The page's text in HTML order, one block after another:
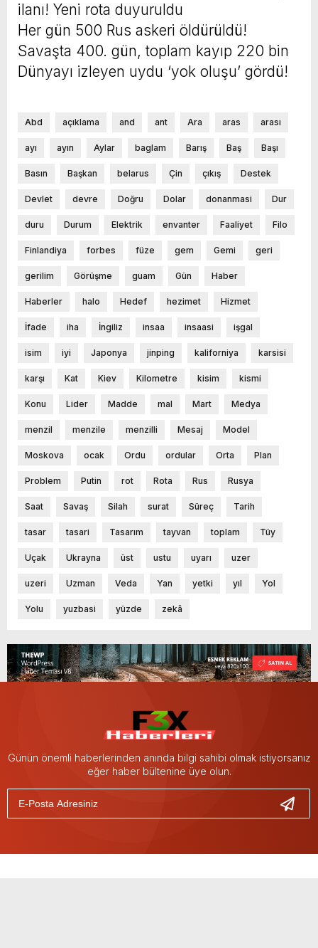
ilanı! Yeni rota duyuruldu
Her gün 500 Rus askeri öldürüldü!
Savaşta 400. gün, toplam kayıp 220 bin
Dünyayı izleyen uydu ‘yok oluşu’ gördü!
Abd açıklama and ant Ara aras arası
ayı ayın Aylar baglam Barış Baş Başı
Basın Başkan belarus Çin çıkış Destek
Devlet devre Doğru Dolar donanmasi Dur
duru Durum Elektrik envanter Faaliyet Filo
Finlandiya forbes füze gem Gemi geri
gerilim Görüşme guam Gün Haber
Haberler halo Hedef hezimet Hizmet
İfade iha İngiliz insaa insaasi işgal
isim iyi Japonya jinping kaliforniya karsisi
karşı Kat Kiev Kilometre kisim kismi
Konu Lider Madde mal Mart Medya
menzil menzile menzilli Mesaj Model
Moskova ocak Ordu ordular Orta Plan
Problem Putin rot Rota Rus Rusya
Saat Savaş Silah surat Süreç Tarih
tasar tasari Tasarım tayvan toplam Tüy
Uçak Ukrayna üst ustu uyarı uzer
uzeri Uzman Veda Yan yetki yıl Yol
Yolu yuzbasi yüzde zekâ
Günün önemli haberlerinden anında bilgi sahibi olmak istiyorsanız
eğer haber bültenine üye olun.